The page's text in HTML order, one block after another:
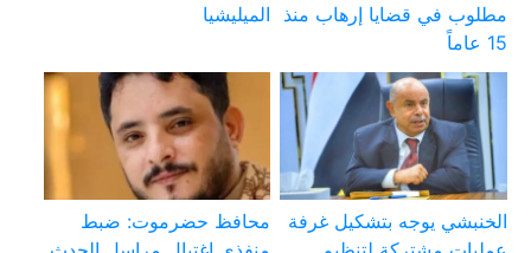
مطلوب في قضايا إرهاب منذ
15 عاماً
الميليشيا
الخنبشي يوجه بتشكيل غرفة
محافظ حضرموت: ضبط